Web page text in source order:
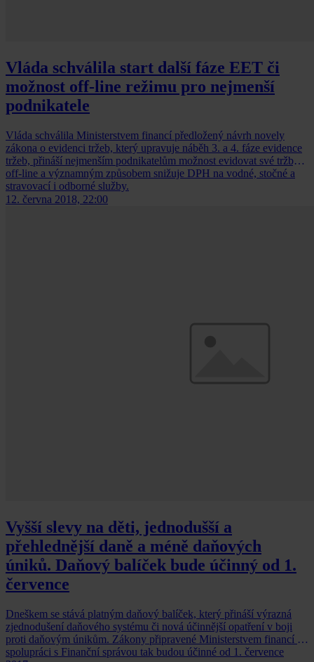
Vláda schválila start další fáze EET či
možnost off-line režimu pro nejmenší
podnikatele
Vláda schválila Ministerstvem financí předložený návrh novely
zákona o evidenci tržeb, který upravuje náběh 3. a 4. fáze evidence
tržeb, přináší nejmenším podnikatelům možnost evidovat své tržby
off-line a významným způsobem snižuje DPH na vodné, stočné a
stravovací i odborné služby.
12. června 2018, 22:00
Vyšší slevy na děti, jednodušší a
přehlednější daně a méně daňových
úniků. Daňový balíček bude účinný od 1.
července
Dneškem se stává platným daňový balíček, který přináší výrazná
zjednodušení daňového systému či nová účinnější opatření v boji
proti daňovým únikům. Zákony připravené Ministerstvem financí ve
spolupráci s Finanční správou tak budou účinné od 1. července